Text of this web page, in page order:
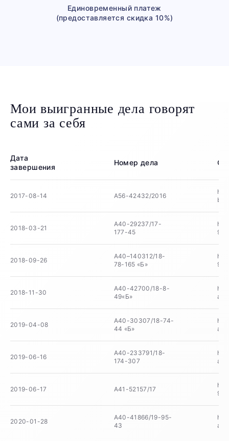
Единовременный платеж
(предоставляется скидка 10%)
Мои выигранные дела говорят
сами за себя
Дата
завершения
Номер дела
2017-08-14 А56-42432/2016
2018-03-21
А40-29237/17-
177-45
2018-09-26
А40–140312/18-
78-165 «Б»
2018-11-30
А40-42700/18-8-
49«Б»
2019-04-08
А40-30307/18-74-
44 «Б»
2019-06-16
А40-233791/18-
174-307
2019-06-17 А41-52157/17
2020-01-28
А40-41866/19-95-
43